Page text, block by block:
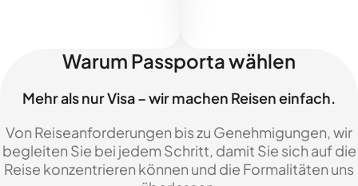
Warum Passporta wählen
Mehr als nur Visa – wir machen Reisen einfach.
Von Reiseanforderungen bis zu Genehmigungen, wir
begleiten Sie bei jedem Schritt, damit Sie sich auf die
Reise konzentrieren können und die Formalitäten uns